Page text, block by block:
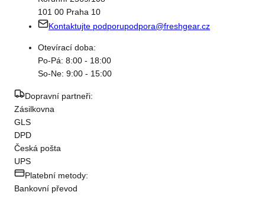
101 00 Praha 10
Kontaktujte podporupodpora@freshgear.cz
Otevírací doba:
Po-Pá: 8:00 - 18:00
So-Ne: 9:00 - 15:00
Dopravní partneři:
Zásilkovna
GLS
DPD
Česká pošta
UPS
Platební metody:
Bankovní převod